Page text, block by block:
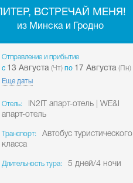
ПИТЕР, ВСТРЕЧАЙ МЕНЯ!
из Минска и Гродно
Отправление и прибытие
c 13 Августа (Чт) по 17 Августа (Пн)
Еще даты
Отель:
IN2IT апарт-отель | WE&I
апарт-отель
Транспорт:
Автобус туристического
класса
Длительность тура: 5 дней/4 ночи